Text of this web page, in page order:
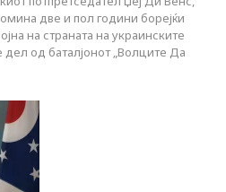
две и пол години борејќи
на страната на украинските
од баталјонот „Волците Да